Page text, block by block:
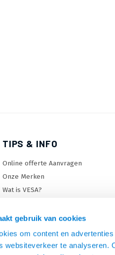
gebruik van cookies
om content en
websiteverkeer te analyseren.
TIPS & INFO
Online offerte Aanvragen
Onze Merken
Wat is VESA?
TV standaard keuzehulp
TV lift keuzehulp
Monitorarm keuzehulp